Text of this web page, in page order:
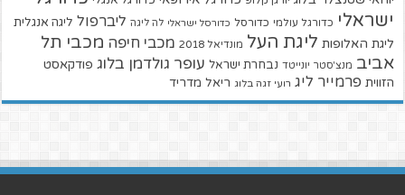
ישראלי כדורגל עולמי כדורסל כדורסל ישראלי לה ליגה ליברפול ליגה אנגלית
ליגת האלופות ליגת העל מונדיאל 2018 מכבי חיפה מכבי תל
אביב מנצ'סטר יונייטד נבחרת ישראל עופר גולדמן בלוג פודקאסט
הזווית פרמייר ליג רועי זגה בלוג ריאל מדריד